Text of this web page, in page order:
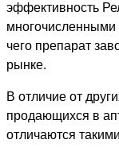
эффективность
многочисленными
чего препарат
рынке.
В отличие от
продающихся в
отличаются